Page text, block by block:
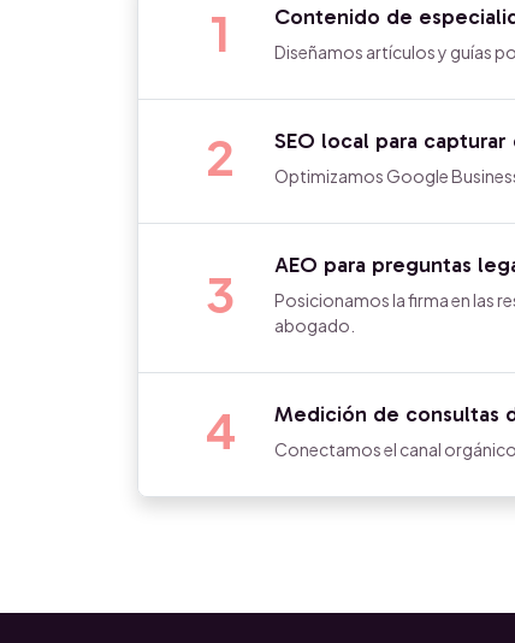
1 Contenido de
Diseñamos artículos y guías
2 SEO local para
Optimizamos Google
3 AEO para preguntas
Posicionamos la firma en las
abogado.
4 Medición de consultas
Conectamos el canal